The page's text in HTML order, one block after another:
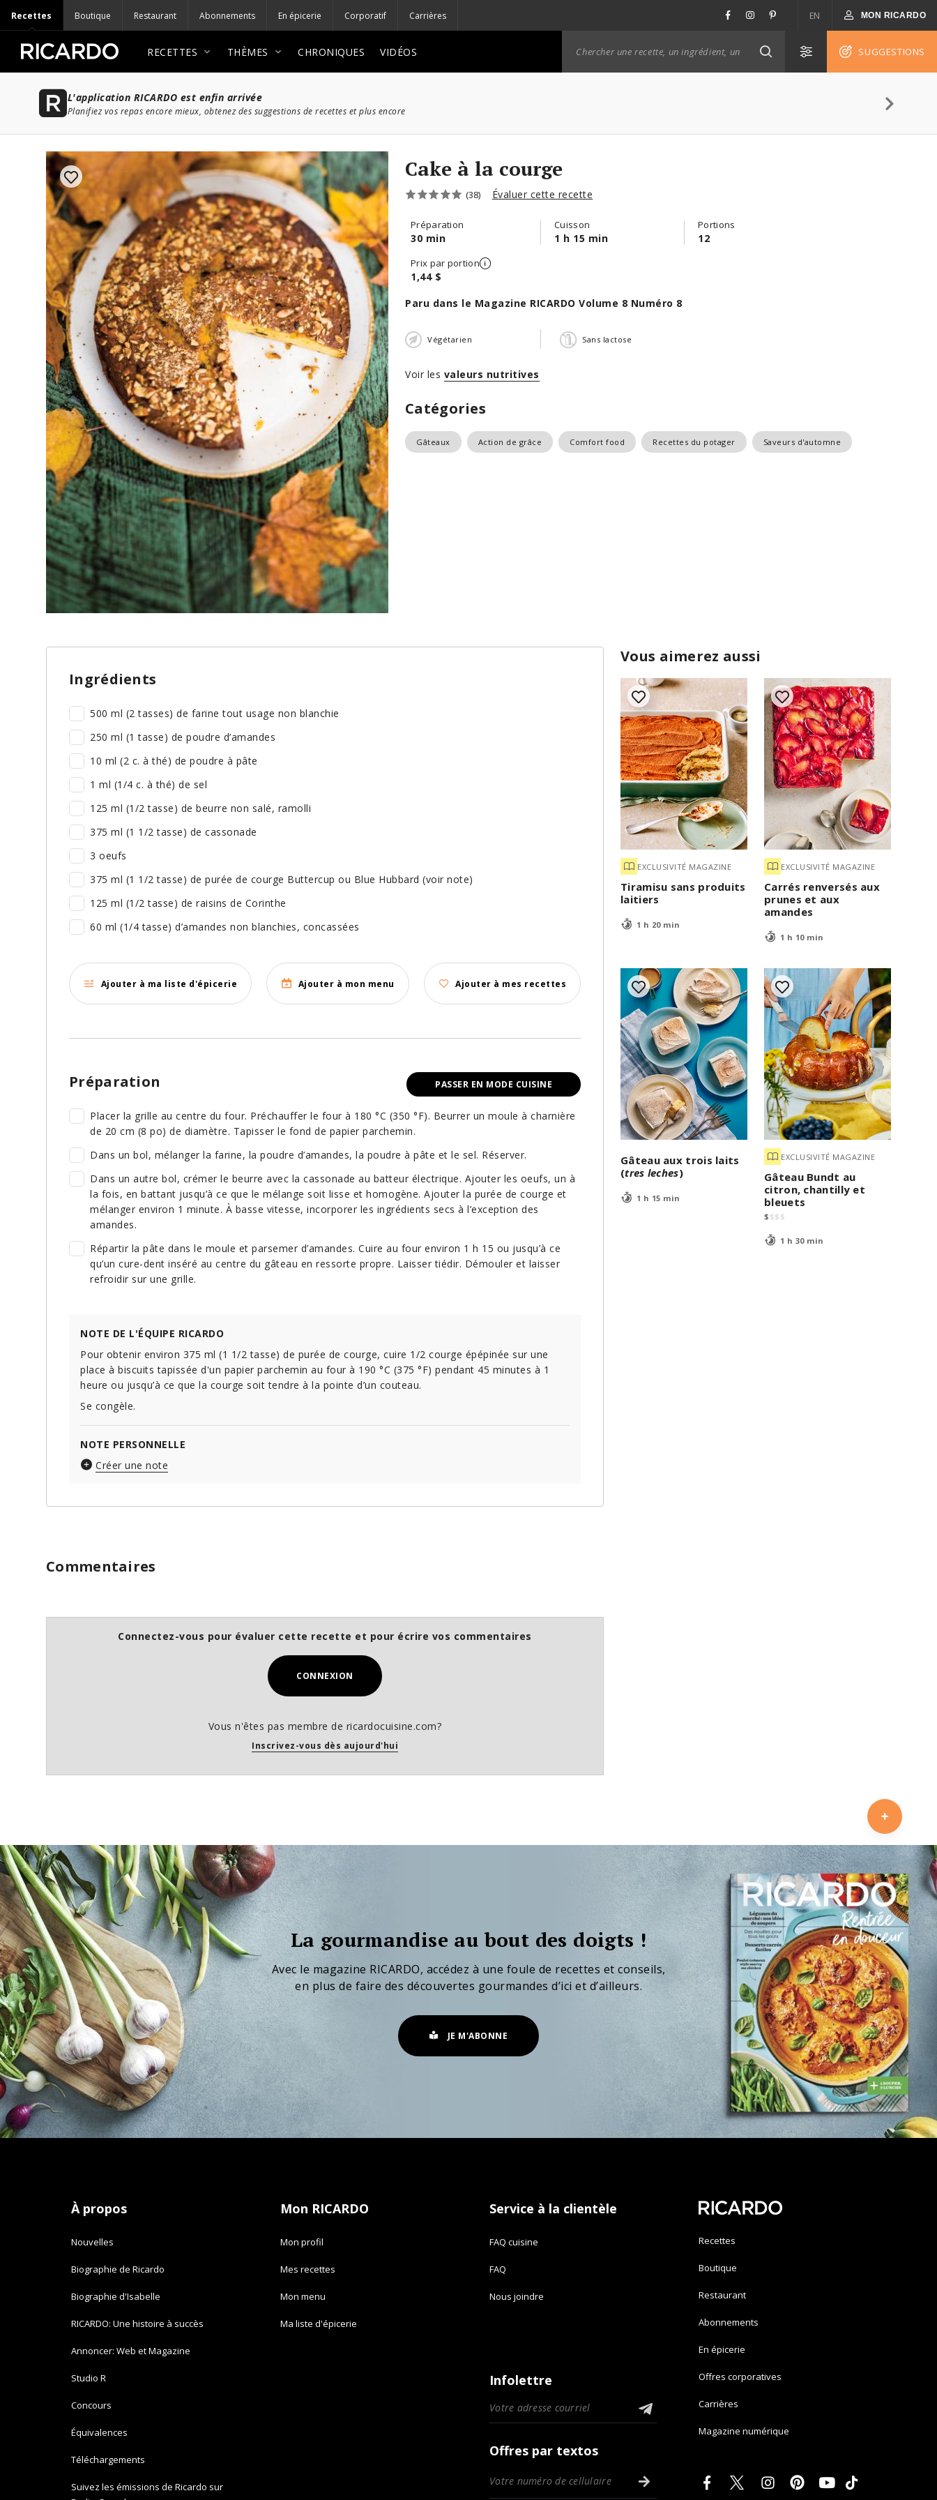
Recettes Boutique Restaurant Abonnements En épicerie Corporatif Carrières EN MON RICARDO
RECETTES THÈMES CHRONIQUES VIDÉOS SUGGESTIONS
L'application RICARDO est enfin arrivée
Planifiez vos repas encore mieux, obtenez des suggestions de recettes et plus encore
Cake à la courge
(38) Évaluer cette recette
Préparation
30 min
Cuisson
1 h 15 min
Portions
12
Prix par portion
1,44 $
Paru dans le Magazine RICARDO Volume 8 Numéro 8
Végétarien Sans lactose
Voir les valeurs nutritives
Catégories
Gâteaux Action de grâce Comfort food Recettes du potager Saveurs d'automne
Vous aimerez aussi
EXCLUSIVITÉ MAGAZINE
Tiramisu sans produits
laitiers
1 h 20 min
EXCLUSIVITÉ MAGAZINE
Carrés renversés aux
prunes et aux
amandes
1 h 10 min
Gâteau aux trois laits
(tres leches)
1 h 15 min
EXCLUSIVITÉ MAGAZINE
Gâteau Bundt au
citron, chantilly et
bleuets
$ $$ $
1 h 30 min
Ingrédients
500 ml (2 tasses) de farine tout usage non blanchie
250 ml (1 tasse) de poudre d’amandes
10 ml (2 c. à thé) de poudre à pâte
1 ml (1/4 c. à thé) de sel
125 ml (1/2 tasse) de beurre non salé, ramolli
375 ml (1 1/2 tasse) de cassonade
3 oeufs
375 ml (1 1/2 tasse) de purée de courge Buttercup ou Blue Hubbard (voir note)
125 ml (1/2 tasse) de raisins de Corinthe
60 ml (1/4 tasse) d’amandes non blanchies, concassées
Ajouter à ma liste d'épicerie Ajouter à mon menu Ajouter à mes recettes
PASSER EN MODE CUISINE
Préparation
Placer la grille au centre du four. Préchauffer le four à 180 °C (350 °F). Beurrer un moule à charnière
de 20 cm (8 po) de diamètre. Tapisser le fond de papier parchemin.
Dans un bol, mélanger la farine, la poudre d’amandes, la poudre à pâte et le sel. Réserver.
Dans un autre bol, crémer le beurre avec la cassonade au batteur électrique. Ajouter les oeufs, un à
la fois, en battant jusqu’à ce que le mélange soit lisse et homogène. Ajouter la purée de courge et
mélanger environ 1 minute. À basse vitesse, incorporer les ingrédients secs à l’exception des
amandes.
Répartir la pâte dans le moule et parsemer d’amandes. Cuire au four environ 1 h 15 ou jusqu’à ce
qu’un cure-dent inséré au centre du gâteau en ressorte propre. Laisser tiédir. Démouler et laisser
refroidir sur une grille.
NOTE DE L'ÉQUIPE RICARDO
Pour obtenir environ 375 ml (1 1/2 tasse) de purée de courge, cuire 1/2 courge épépinée sur une
place à biscuits tapissée d'un papier parchemin au four à 190 °C (375 °F) pendant 45 minutes à 1
heure ou jusqu’à ce que la courge soit tendre à la pointe d’un couteau.
Se congèle.
NOTE PERSONNELLE
Créer une note
Commentaires
Connectez-vous pour évaluer cette recette et pour écrire vos commentaires
CONNEXION
Vous n'êtes pas membre de ricardocuisine.com?
Inscrivez-vous dès aujourd'hui
La gourmandise au bout des doigts !
Avec le magazine RICARDO, accédez à une foule de recettes et conseils,
en plus de faire des découvertes gourmandes d’ici et d’ailleurs.
JE M'ABONNE
À propos
Nouvelles
Biographie de Ricardo
Biographie d'Isabelle
RICARDO: Une histoire à succès
Annoncer: Web et Magazine
Studio R
Concours
Équivalences
Téléchargements
Suivez les émissions de Ricardo sur
Mon RICARDO
Mon profil
Mes recettes
Mon menu
Ma liste d'épicerie
Service à la clientèle
FAQ cuisine
FAQ
Nous joindre
Infolettre
Offres par textos
Recettes
Boutique
Restaurant
Abonnements
En épicerie
Offres corporatives
Carrières
Magazine numérique